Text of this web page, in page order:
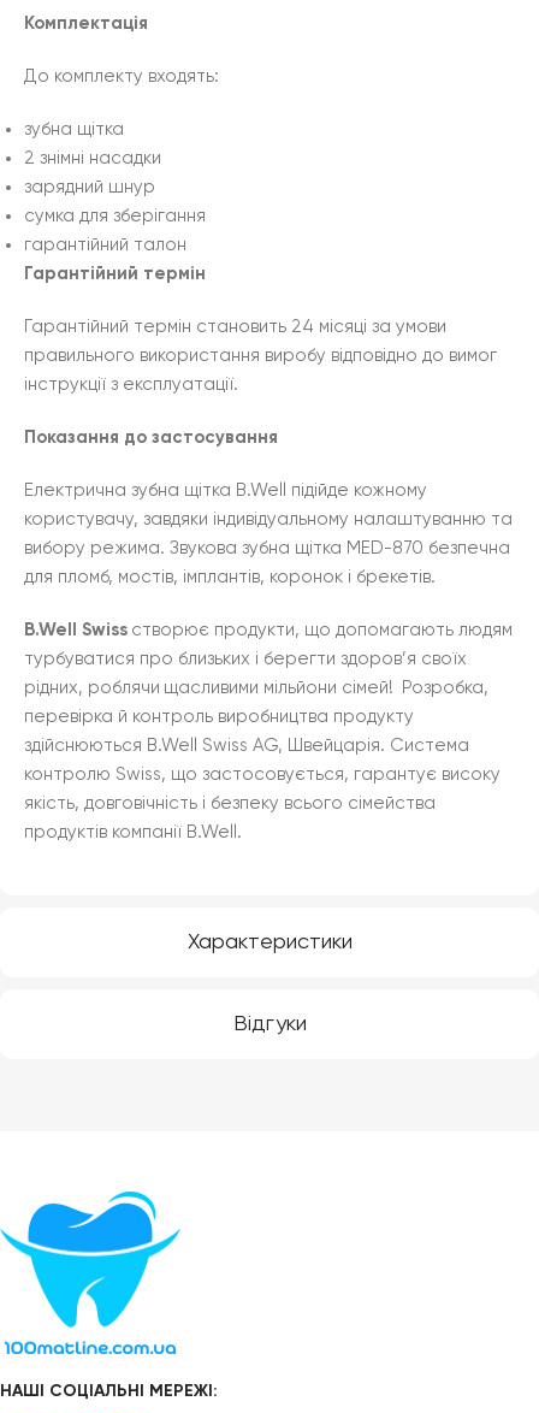
Характеристики
Відгуки
Комплектація
До комплекту входять:
зубна щітка
2 знімні насадки
зарядний шнур
сумка для зберігання
гарантійний талон
Гарантійний термін
Гарантійний термін становить 24 місяці за умови
правильного використання виробу відповідно до вимог
інструкції з експлуатації.
Показання до застосування
Електрична зубна щітка B.Well підійде кожному
користувачу, завдяки індивідуальному налаштуванню та
вибору режима. Звукова зубна щітка MED-870 безпечна
для пломб, мостів, імплантів, коронок і брекетів.
B.Well Swiss створює продукти, що допомагають людям
турбуватися про близьких і берегти здоров’я своїх
рідних, роблячи щасливими мільйони сімей! Розробка,
перевірка й контроль виробництва продукту
здійснюються B.Well Swiss AG, Швейцарія. Система
контролю Swiss, що застосовується, гарантує високу
якість, довговічність і безпеку всього сімейства
продуктів компанії B.Well.
НАШІ СОЦІАЛЬНІ МЕРЕЖІ: